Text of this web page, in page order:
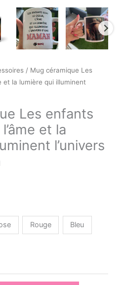
/ Mug céramique Les
et la lumière qui illuminent
Les enfants
et la
l’univers
Rouge Bleu